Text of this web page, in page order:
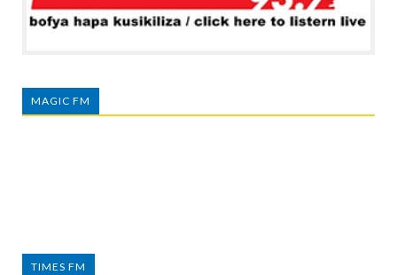
MAGIC FM
TIMES FM